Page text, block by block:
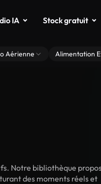
IA Stock gratuit
Aérienne Alimentation
Notre bibliothèque
des moments réels et